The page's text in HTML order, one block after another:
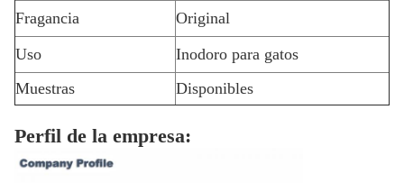
Fragancia
Original
Uso
Inodoro para gatos
Muestras
Disponibles
Perfil de la empresa: